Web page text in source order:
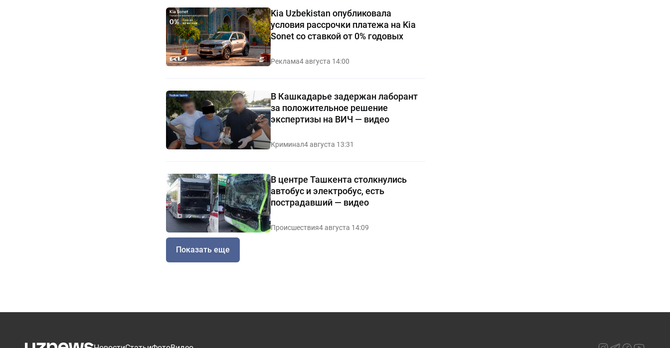
Kia Uzbekistan опубликовала
условия рассрочки платежа на Kia
Sonet со ставкой от 0% годовых
Реклама4 августа 14:00
В Кашкадарье задержан лаборант
за положительное решение
экспертизы на ВИЧ — видео
Криминал4 августа 13:31
В центре Ташкента столкнулись
автобус и электробус, есть
пострадавший — видео
Происшествия4 августа 14:09
Показать еще